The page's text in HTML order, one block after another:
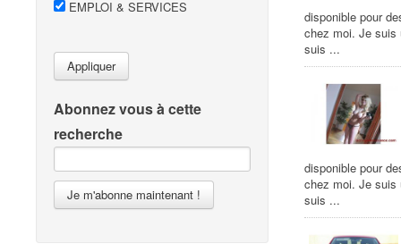
EMPLOI & SERVICES
Appliquer
Abonnez vous à cette
recherche
Je m'abonne maintenant !
disponible pour
chez moi. Je suis
suis ...
disponible pour
chez moi. Je suis
suis ...